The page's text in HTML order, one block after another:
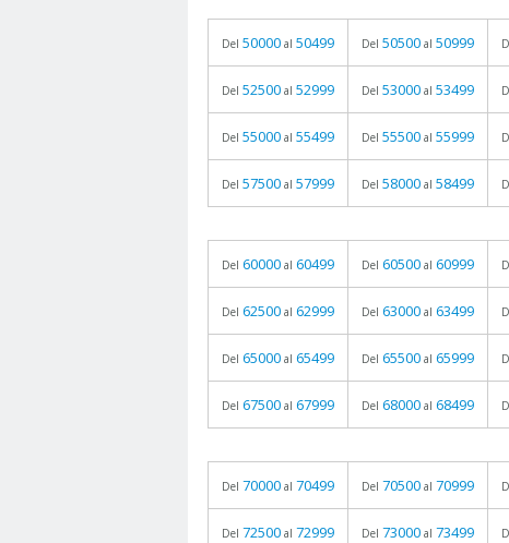
Del 50000 al 50499 Del 50500 al 50999
Del 52500 al 52999 Del 53000 al 53499
Del 55000 al 55499 Del 55500 al 55999
Del 57500 al 57999 Del 58000 al 58499
Del 60000 al 60499 Del 60500 al 60999
Del 62500 al 62999 Del 63000 al 63499
Del 65000 al 65499 Del 65500 al 65999
Del 67500 al 67999 Del 68000 al 68499
Del 70000 al 70499 Del 70500 al 70999
Del 72500 al 72999 Del 73000 al 73499